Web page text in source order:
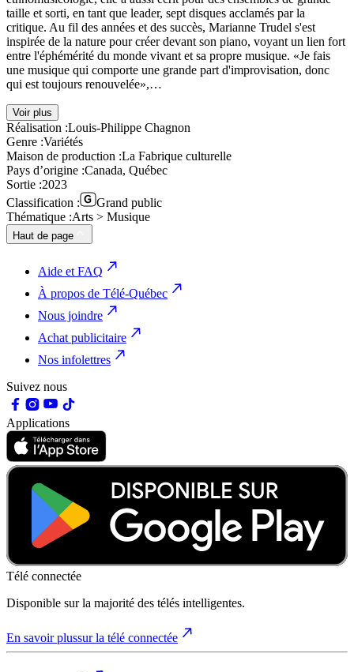
taille et sorti, en tant que leader, sept disques acclamés par la
critique. Au fil des années et des succès, Marianne Trudel s'est
inspirée de la nature pour créer devant son piano, voyant un lien fort
entre l'éphémérité du monde vivant et sa propre musique. «Je fais
une musique qui comporte une grande part d'improvisation, donc
qui est toujours renouvelée»,…
Voir plus
Réalisation :Louis-Philippe Chagnon
Genre :Variétés
Maison de production :La Fabrique culturelle
Pays d’origine :Canada, Québec
Sortie :2023
Classification :
Grand public
Thématique :Arts > Musique
Haut de page
Aide et FAQ
À propos de Télé-Québec
Nous joindre
Achat publicitaire
Nos infolettres
Suivez nous
Applications
Télé connectée
Disponible sur la majorité des télés intelligentes.
En savoir plussur la télé connectée